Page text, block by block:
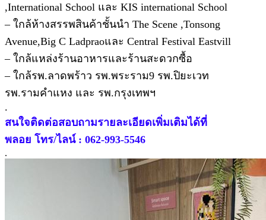
,International School และ KIS international School
– ใกล้ห้างสรรพสินค้าชั้นนำ The Scene ,Tonsong
Avenue,Big C Ladpraoและ Central Festival Eastvill
– ใกล้แหล่งร้านอาหารและร้านสะดวกซื้อ
– ใกล้รพ.ลาดพร้าว รพ.พระราม9 รพ.ปิยะเวท
รพ.รามคำแหง และ รพ.กรุงเทพฯ
.
สนใจติดต่อสอบถามรายละเอียดเพิ่มเติมได้ที่
พลอย โทร/ไลน์ : 062-993-5546
.